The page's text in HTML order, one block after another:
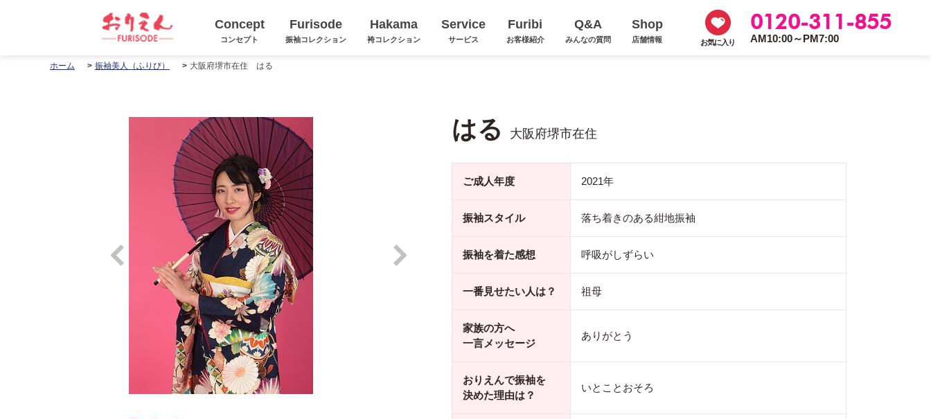
Concept
コンセプト
Furisode
振袖コレクション
Hakama
袴コレクション
Service
サービス
Furibi
お客様紹介
Q&A
みんなの質問
Shop
店舗情報 お気に入り
0120-311-855
AM10:00～PM7:00
ホーム 振袖美人（ふりび） 大阪府堺市在住 はる
はる 大阪府堺市在住
ご成人年度 2021年
振袖スタイル 落ち着きのある紺地振袖
振袖を着た感想 呼吸がしずらい
一番見せたい人は？ 祖母
家族の方へ
一言メッセージ
ありがとう
おりえんで振袖を
決めた理由は？
いとことおそろ